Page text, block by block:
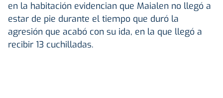
en la habitación evidencian que Maialen no llegó a
estar de pie durante el tiempo que duró la
agresión que acabó con su ida, en la que llegó a
recibir 13 cuchilladas.